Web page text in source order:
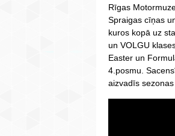
Rīgas
Spraigas cīņas
kuros kopā uz
un VOLGU
Easter un
4.posmu.
aizvadīs sezonas